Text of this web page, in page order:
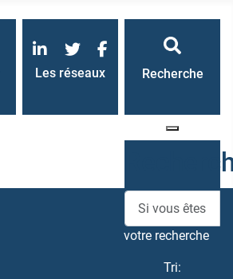
Recherche
votre recherche
Tri:
Les réseaux
LinkedInTwitterFacebook